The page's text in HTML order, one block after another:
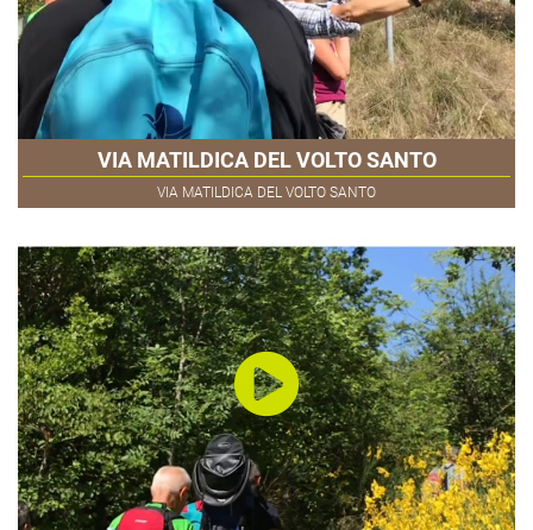
VIA MATILDICA DEL VOLTO SANTO
VIA MATILDICA DEL VOLTO SANTO